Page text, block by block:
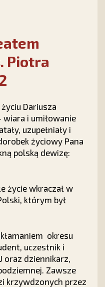
Piotra
życiu Dariusza
i umiłowanie
uzupełniały i
życiowy Pana
polską dewizę:
życie wkraczał w
którym był
okresu
uczestnik i
dziennikarz,
Zawsze
krzywdzonych przez